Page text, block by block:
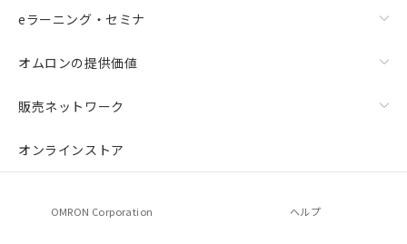
eラーニング・セミナ
オムロンの提供価値
販売ネットワーク
オンラインストア
OMRON Corporation ヘルプ